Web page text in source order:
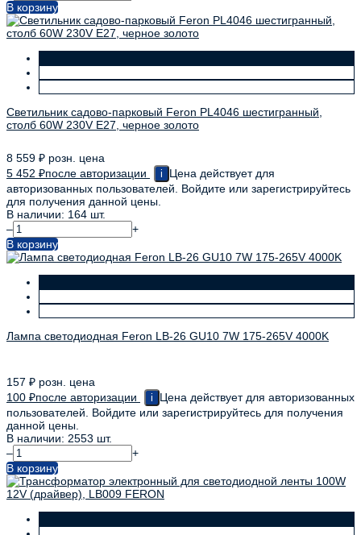
В корзину
Светильник садово-парковый Feron PL4046 шестигранный,
столб 60W 230V E27, черное золото
8 559 ₽ розн. цена
5 452 ₽после авторизации i
Цена действует для
авторизованных пользователей. Войдите или зарегистрируйтесь
для получения данной цены.
В наличии: 164 шт.
–
+
В корзину
Лампа светодиодная Feron LB-26 GU10 7W 175-265V 4000K
157 ₽ розн. цена
100 ₽после авторизации i
Цена действует для авторизованных
пользователей. Войдите или зарегистрируйтесь для получения
данной цены.
В наличии: 2553 шт.
–
+
В корзину